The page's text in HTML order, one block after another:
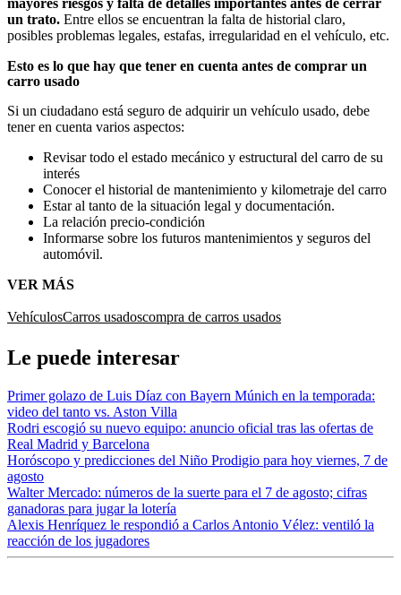
mayores riesgos y falta de detalles importantes antes de cerrar
un trato. Entre ellos se encuentran la falta de historial claro,
posibles problemas legales, estafas, irregularidad en el vehículo, etc.
Esto es lo que hay que tener en cuenta antes de comprar un
carro usado
Si un ciudadano está seguro de adquirir un vehículo usado, debe
tener en cuenta varios aspectos:
Revisar todo el estado mecánico y estructural del carro de su
interés
Conocer el historial de mantenimiento y kilometraje del carro
Estar al tanto de la situación legal y documentación.
La relación precio-condición
Informarse sobre los futuros mantenimientos y seguros del
automóvil.
VER MÁS
VehículosCarros usadoscompra de carros usados
Le puede interesar
Primer golazo de Luis Díaz con Bayern Múnich en la temporada:
video del tanto vs. Aston Villa
Rodri escogió su nuevo equipo: anuncio oficial tras las ofertas de
Real Madrid y Barcelona
Horóscopo y predicciones del Niño Prodigio para hoy viernes, 7 de
agosto
Walter Mercado: números de la suerte para el 7 de agosto; cifras
ganadoras para jugar la lotería
Alexis Henríquez le respondió a Carlos Antonio Vélez: ventiló la
reacción de los jugadores